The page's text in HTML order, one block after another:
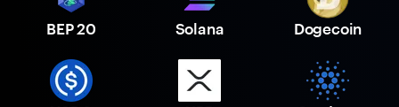
BEP 20 Solana Dogecoin